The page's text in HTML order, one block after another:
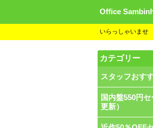
Office
いらっしゃいませ
カテゴリー
スタッフおす
国内盤550円
更新）